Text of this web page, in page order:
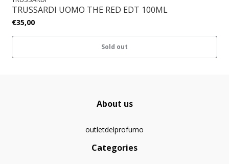
TRUSSARDI UOMO THE RED EDT 100ML
€35,00
Sold out
About us
outletdelprofumo
Categories